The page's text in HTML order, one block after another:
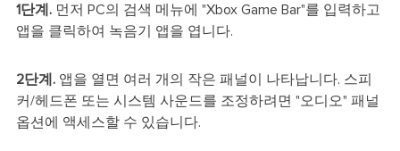
1단계.먼저 PC의 검색 메뉴에 "Xbox Game Bar"를 입력하고
앱을 클릭하여 녹음기 앱을 엽니다.
2단계.앱을 열면 여러 개의 작은 패널이 나타납니다. 스피
커/헤드폰 또는 시스템 사운드를 조정하려면 "오디오" 패널
옵션에 액세스할 수 있습니다.